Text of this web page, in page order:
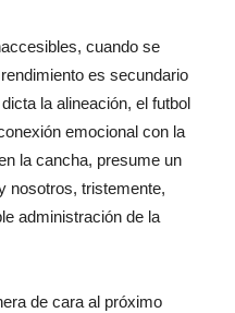
cuando se
es secundario
la alineación, el futbol
emocional con la
la cancha, presume un
nosotros, tristemente,
administración de la
de cara al próximo